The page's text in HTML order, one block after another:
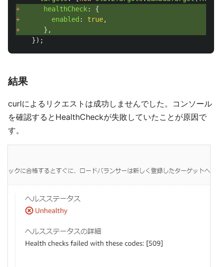
+
healthCheck:
{
+
enabled : true,
+
},
});
結果
curlによるリクエストは成功しませんでした。コンソール
を確認するとHealthCheckが失敗していたことが原因で
す。